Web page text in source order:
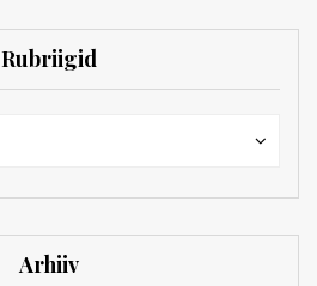
Rubriigid
Arhiiv